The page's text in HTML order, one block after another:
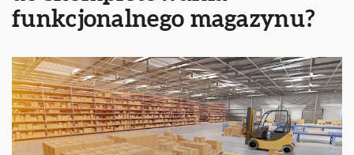
funkcjonalnego magazynu?